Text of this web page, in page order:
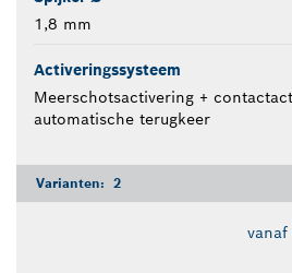
1,8 mm
Activeringssysteem
Meerschotsactivering +
automatische terugkeer
Varianten: 2
vanaf